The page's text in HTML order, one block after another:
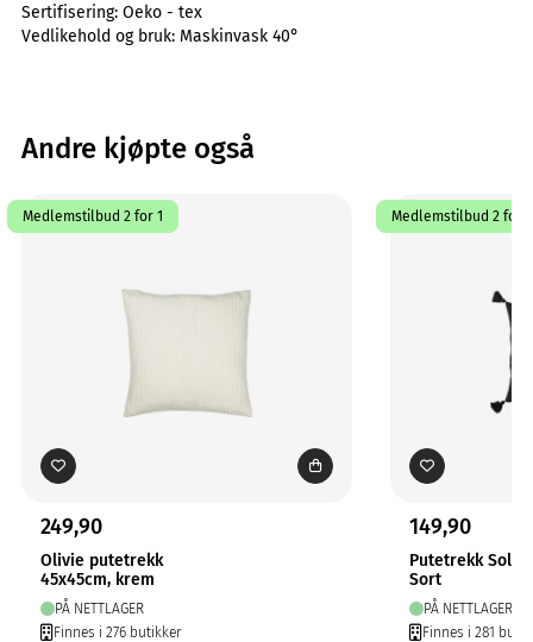
Sertifisering: Oeko - tex
Vedlikehold og bruk: Maskinvask 40°
Andre kjøpte også
Medlemstilbud 2 for 1
249,90
Olivie putetrekk
45x45cm, krem
PÅ NETTLAGER
Finnes i 276 butikker
Medlemstilbud 2 for 1
149,90
Putetrekk Solo
Sort
PÅ NETTLAGER
Finnes i 281